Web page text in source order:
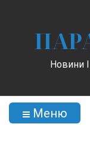
Новини
Меню